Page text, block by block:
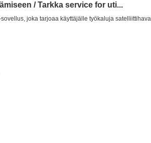
/ Tarkka service for uti...
joka tarjoaa käyttäjälle työkaluja